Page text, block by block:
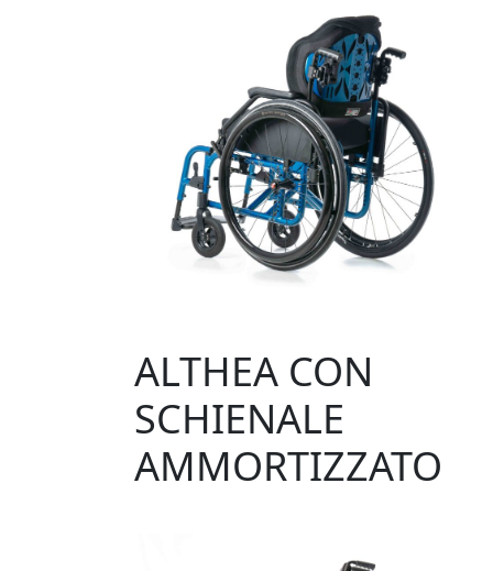
ALTHEA CON
SCHIENALE
AMMORTIZZATO